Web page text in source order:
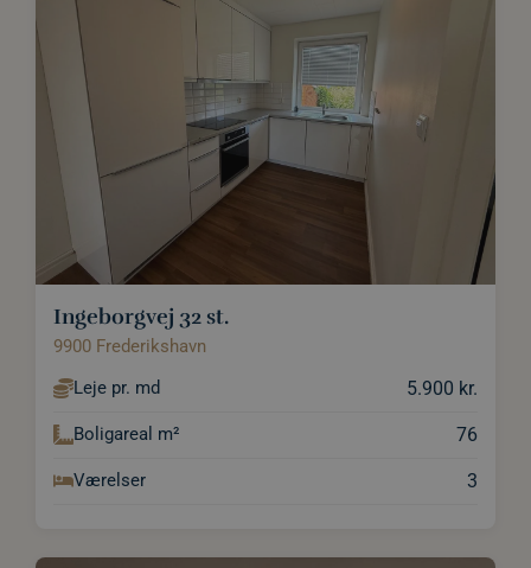
Ingeborgvej 32 st.
9900 Frederikshavn
Leje pr. md
5.900 kr.
Boligareal m² 76
Værelser 3